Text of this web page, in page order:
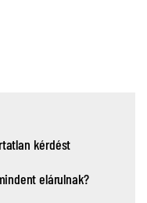
kérdést
elárulnak?